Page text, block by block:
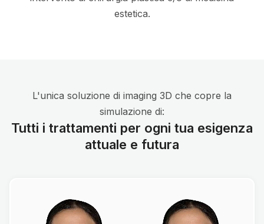
estetica.
L'unica soluzione di imaging 3D che copre la
simulazione di:
Tutti i trattamenti per ogni tua esigenza
attuale e futura